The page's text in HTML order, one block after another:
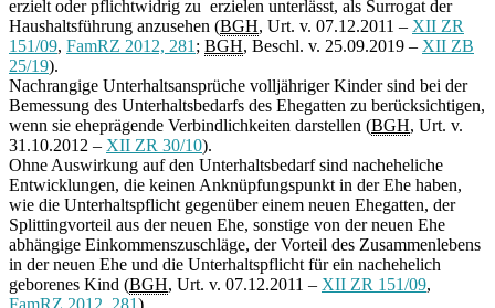
erzielt oder pflichtwidrig zu erzielen unterlässt, als Surrogat der
Haushaltsführung anzusehen (BGH, Urt. v. 07.12.2011 – XII ZR
151/09, FamRZ 2012, 281 ; BGH, Beschl. v. 25.09.2019 – XII ZB
25/19).
Nachrangige Unterhaltsansprüche volljähriger Kinder sind bei der
Bemessung des Unterhaltsbedarfs des Ehegatten zu berücksichtigen,
wenn sie eheprägende Verbindlichkeiten darstellen (BGH, Urt. v.
31.10.2012 – XII ZR 30/10).
Ohne Auswirkung auf den Unterhaltsbedarf sind nacheheliche
Entwicklungen, die keinen Anknüpfungspunkt in der Ehe haben,
wie die Unterhaltspflicht gegenüber einem neuen Ehegatten, der
Splittingvorteil aus der neuen Ehe, sonstige von der neuen Ehe
abhängige Einkommenszuschläge, der Vorteil des Zusammenlebens
in der neuen Ehe und die Unterhaltspflicht für ein nachehelich
geborenes Kind (BGH, Urt. v. 07.12.2011 – XII ZR 151/09,
FamRZ 2012, 281).